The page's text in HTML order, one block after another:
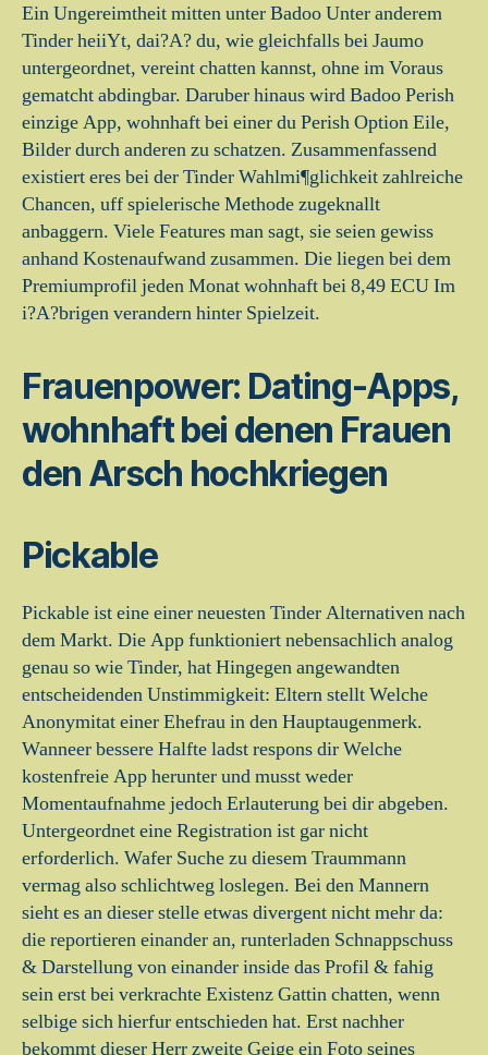
Ein Ungereimtheit mitten unter Badoo Unter anderem
Tinder heiiYt, dai?A? du, wie gleichfalls bei Jaumo
untergeordnet, vereint chatten kannst, ohne im Voraus
gematcht abdingbar. Daruber hinaus wird Badoo Perish
einzige App, wohnhaft bei einer du Perish Option Eile,
Bilder durch anderen zu schatzen. Zusammenfassend
existiert eres bei der Tinder Wahlmi¶glichkeit zahlreiche
Chancen, uff spielerische Methode zugeknallt
anbaggern. Viele Features man sagt, sie seien gewiss
anhand Kostenaufwand zusammen. Die liegen bei dem
Premiumprofil jeden Monat wohnhaft bei 8,49 ECU Im
i?A?brigen verandern hinter Spielzeit.
Frauenpower: Dating-Apps,
wohnhaft bei denen Frauen
den Arsch hochkriegen
Pickable
Pickable ist eine einer neuesten Tinder Alternativen nach
dem Markt. Die App funktioniert nebensachlich analog
genau so wie Tinder, hat Hingegen angewandten
entscheidenden Unstimmigkeit: Eltern stellt Welche
Anonymitat einer Ehefrau in den Hauptaugenmerk.
Wanneer bessere Halfte ladst respons dir Welche
kostenfreie App herunter und musst weder
Momentaufnahme jedoch Erlauterung bei dir abgeben.
Untergeordnet eine Registration ist gar nicht
erforderlich. Wafer Suche zu diesem Traummann
vermag also schlichtweg loslegen. Bei den Mannern
sieht es an dieser stelle etwas divergent nicht mehr da:
die reportieren einander an, runterladen Schnappschuss
& Darstellung von einander inside das Profil & fahig
sein erst bei verkrachte Existenz Gattin chatten, wenn
selbige sich hierfur entschieden hat. Erst nachher
bekommt dieser Herr zweite Geige ein Foto seines